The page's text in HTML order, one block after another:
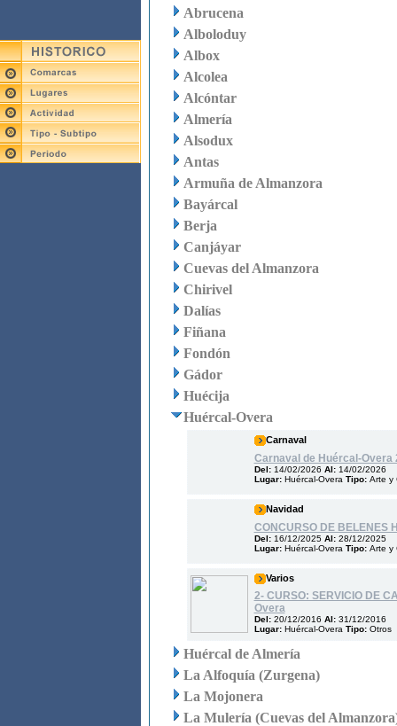
Abrucena
Alboloduy
Albox
Alcolea
Alcóntar
Almería
Alsodux
Antas
Armuña de Almanzora
Bayárcal
Berja
Canjáyar
Cuevas del Almanzora
Chirivel
Dalías
Fiñana
Fondón
Gádor
Huécija
Huércal-Overa
Carnaval
Carnaval de Huércal-Overa
Del: 14/02/2026 Al: 14/02/2026
Lugar: Huércal-Overa Tipo: Arte y
Navidad
CONCURSO DE BELENES
Del: 16/12/2025 Al: 28/12/2025
Lugar: Huércal-Overa Tipo: Arte y
Varios
2- CURSO: SERVICIO DE
Overa
Del: 20/12/2016 Al: 31/12/2016
Lugar: Huércal-Overa Tipo: Otros
Huércal de Almería
La Alfoquía (Zurgena)
La Mojonera
La Mulería (Cuevas del